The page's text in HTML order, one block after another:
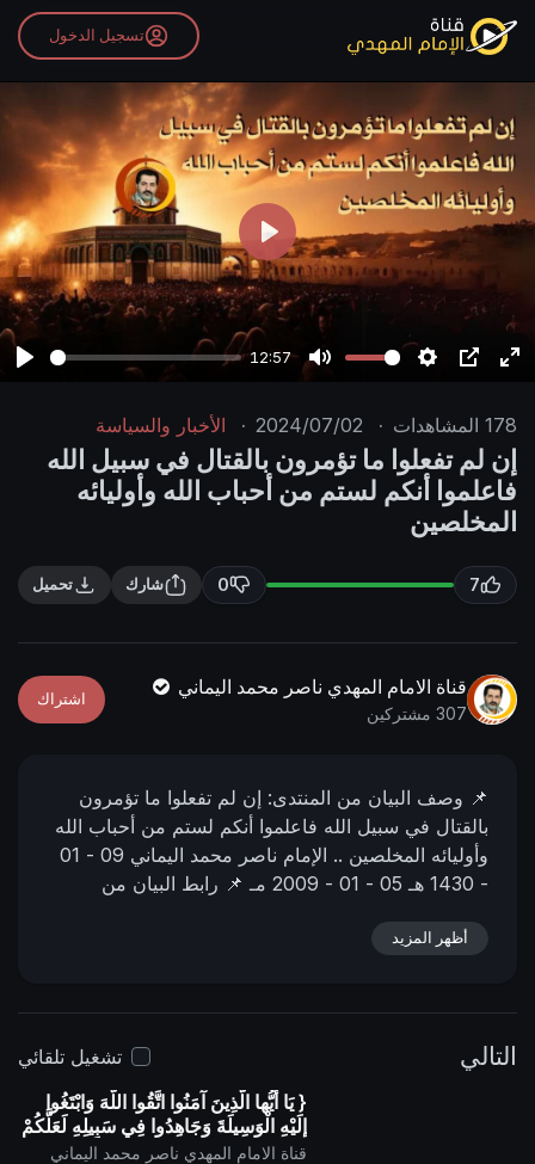
تسجيل الدخول
12:57
u
e
t
g
I
P
n
t
e
r
u
l
c
P
l
a
y
178 المشاهدات ·
2024/07/02
· الأخبار والسياسة
إن لم تفعلوا ما تؤمرون بالقتال في سبيل الله
فاعلموا أنكم لستم من أحباب الله وأوليائه
المخلصين
7
0 شارك تحميل
قناة الامام المهدي ناصر محمد اليماني
307 مشتركين
اشتراك
📌 وصف البیان من المنتدى: إن لم تفعلوا ما تؤمرون
بالقتال في سبيل الله فاعلموا أنكم لستم من أحباب الله
وأوليائه المخلصين .. الإمام ناصر محمد اليماني
09 - 01
- 1430 هـ
05 - 01 - 2009 مـ
📌 رابط البيان من
alyamani.org/showthread.php?p=4234
أظهر المزيد
التالي
تشغيل تلقائي
{ يَا أيُّها الَّذِينَ آمَنُوا اتَّقُوا اللَّهَ وَابْتَغُوا
إِلَيْهِ الْوَسِيلَةَ وَجَاهِدُوا فِي سَبِيلِهِ لَعَلَّكُمْ
تُفْلِحُونَ }
قناة الامام المهدي ناصر محمد اليماني